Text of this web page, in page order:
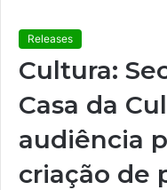
Releases
Cultura:
Casa da
audiência
criação de